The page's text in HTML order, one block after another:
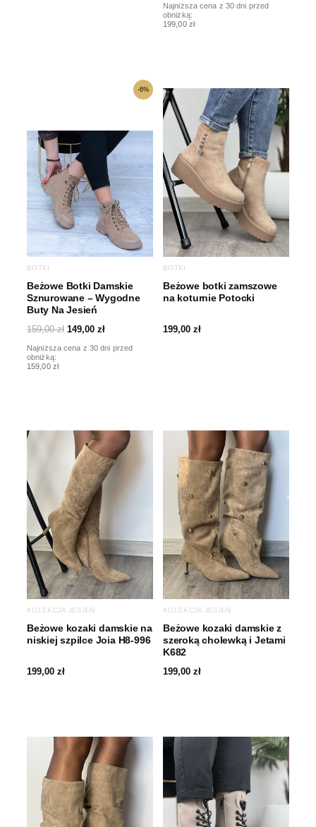
Najniższa cena z 30 dni przed
obniżką:
199,00 zł
-6%
BOTKI
Beżowe Botki Damskie
Sznurowane – Wygodne
Buty Na Jesień
159,00zł 149,00 zł
Aktualna
Najniższa cena z 30 dni przed
obniżką:
159,00 zł
BOTKI
Beżowe botki zamszowe
na koturnie Potocki
199,00 zł
KOLEKCJA JESIEŃ
Beżowe kozaki damskie na
niskiej szpilce Joia H8-996
199,00 zł
KOLEKCJA JESIEŃ
Beżowe kozaki damskie z
szeroką cholewką i Jetami
K682
199,00 zł